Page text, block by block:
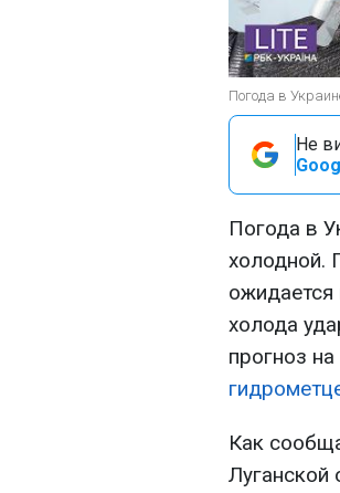
Погода в
Не
Погода в
холодной.
холода
прогноз
Как
Луганской